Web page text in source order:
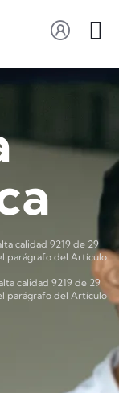
calidad 9219 de 29
parágrafo del Artículo
calidad 9219 de 29
parágrafo del Artículo